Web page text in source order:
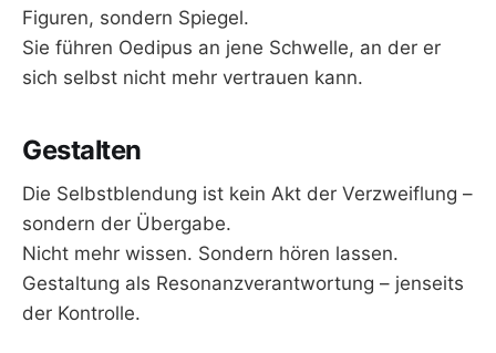
Figuren, sondern Spiegel.
Sie führen Oedipus an jene Schwelle, an der er
sich selbst nicht mehr vertrauen kann.
Gestalten
Die Selbstblendung ist kein Akt der Verzweiflung –
sondern der Übergabe.
Nicht mehr wissen. Sondern hören lassen.
Gestaltung als Resonanzverantwortung – jenseits
der Kontrolle.